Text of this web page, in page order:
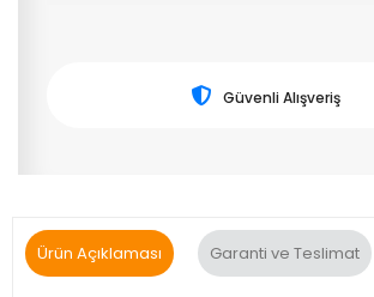
Güvenli Alışveriş
Ürün Açıklaması Garanti ve Teslimat